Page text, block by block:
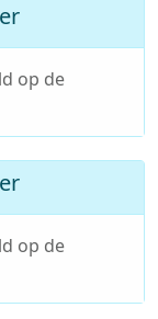
op de
op de